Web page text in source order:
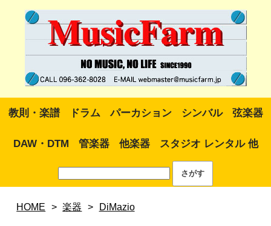
教則・楽譜 ドラム パーカション シンバル 弦楽器
DAW・DTM 管楽器 他楽器 スタジオ レンタル 他
HOME > 楽器 > DiMazio